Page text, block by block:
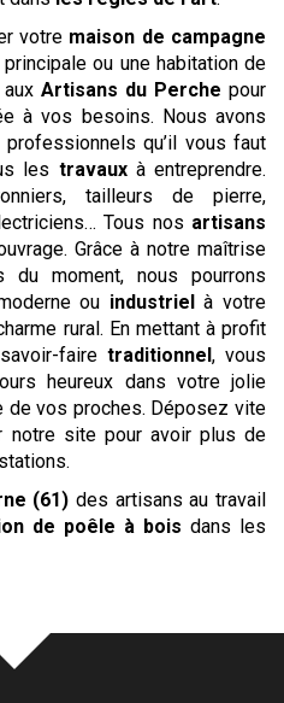
votre maison de campagne
ou une habitation de
Artisans du Perche pour
à vos besoins. Nous avons
qu’il vous faut
les travauxà entreprendre.
tailleurs de pierre,
Tous nos artisans
Grâce à notre maîtrise
du moment, nous pourrons
ou industriel
à votre
rural. En mettant à profit
faire traditionnel , vous
heureux dans votre jolie
de vos proches. Déposez vite
notre site pour avoir plus de
(61) des artisans au travail
de poêle à bois dans les